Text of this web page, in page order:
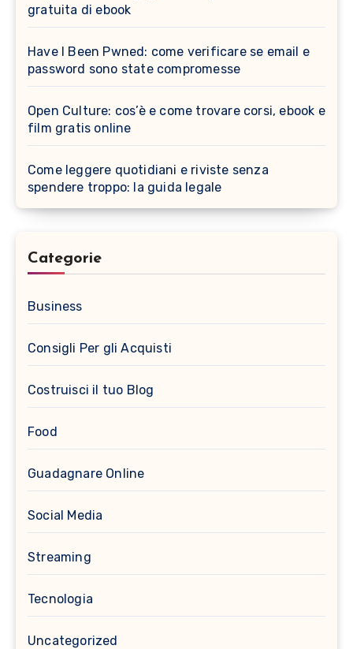
gratuita di ebook
Have I Been Pwned: come verificare se email e
password sono state compromesse
Open Culture: cos’è e come trovare corsi, ebook e
film gratis online
Come leggere quotidiani e riviste senza
spendere troppo: la guida legale
Categorie
Business
Consigli Per gli Acquisti
Costruisci il tuo Blog
Food
Guadagnare Online
Social Media
Streaming
Tecnologia
Uncategorized